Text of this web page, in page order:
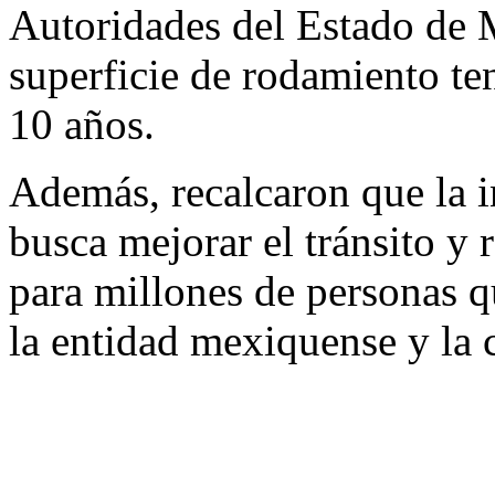
Autoridades del Estado de
superficie de rodamiento
10 años.
Además, recalcaron que
busca mejorar el tránsito y
para millones de personas
la entidad mexiquense y la